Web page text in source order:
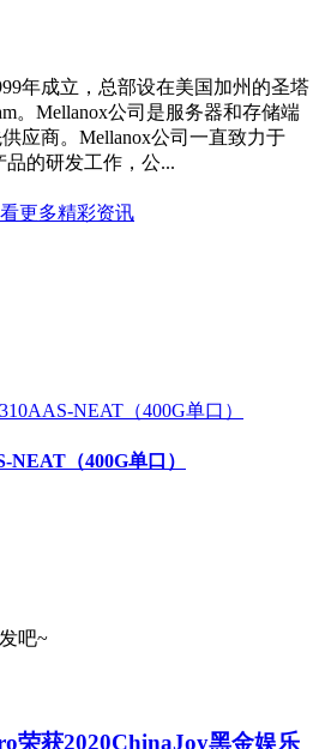
年成立，总部设在美国加州的圣塔
。Mellanox公司是服务器和存储端
应商。Mellanox公司一直致力于
品的研发工作，公...
更多精彩资讯
（400G单口）
吧~
荣获2020ChinaJoy黑金娱乐